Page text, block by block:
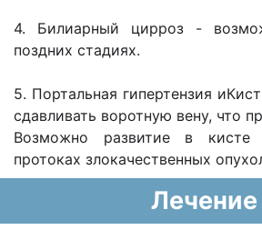
4. Билиарный цирроз -
поздних стадиях.
5. Портальная гипертензия
сдавливать воротную вену, что
Возможно развитие в
протоках злокачественных
Лечение